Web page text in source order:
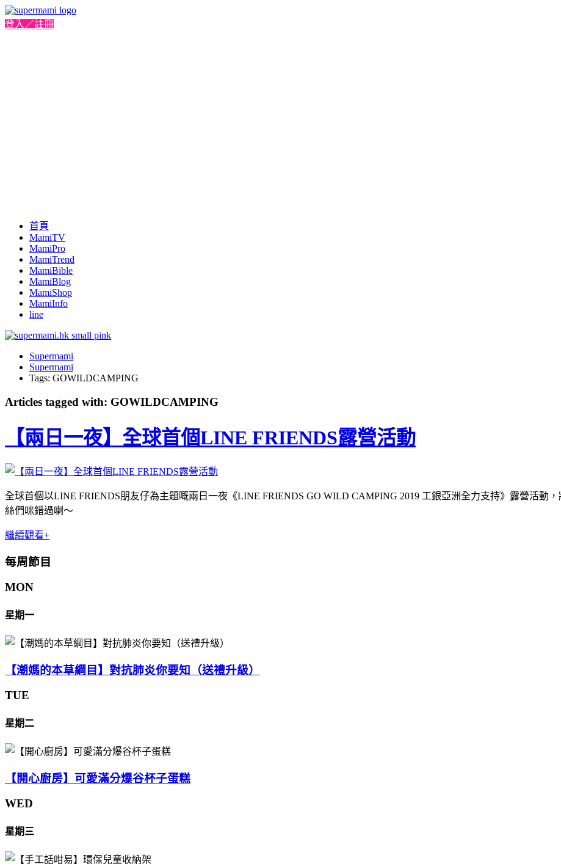
登入／註冊
首頁
MamiTV
MamiPro
MamiTrend
MamiBible
MamiBlog
MamiShop
MamiInfo
line
Supermami
Supermami
Tags: GOWILDCAMPING
Articles tagged with: GOWILDCAMPING
【兩日一夜】全球首個LINE FRIENDS露營活動
全球首個以LINE FRIENDS朋友仔為主題嘅兩日一夜《LINE FRIENDS GO WILD CAMPING 2019 工銀亞洲全力支持》露營活動
絲們咪錯過喇～
繼續觀看+
每周節目
MON
星期一
【潮媽的本草綱目】對抗肺炎你要知（送禮升級）
TUE
星期二
【開心廚房】可愛滿分爆谷杯子蛋糕
WED
星期三